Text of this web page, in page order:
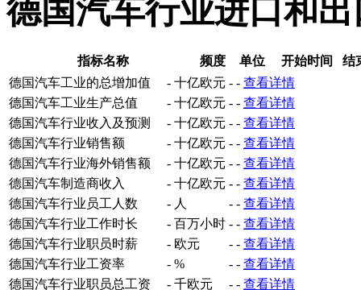
德国汽车行业进口和
指标名称 频度 单位 开始时间
结
德国汽车工业的总增加值
- 十亿欧元 - - 查看详情
德国汽车工业生产总值
- 十亿欧元 - - 查看详情
德国汽车行业收入及预测
- 十亿欧元 - - 查看详情
德国汽车行业销售额
- 十亿欧元 - - 查看详情
德国汽车行业海外销售额
- 十亿欧元 - - 查看详情
德国汽车制造商收入
- 十亿欧元 - - 查看详情
德国汽车行业员工人数
- 人 - - 查看详情
德国汽车行业工作时长
- 百万小时 - - 查看详情
德国汽车行业职员时薪
- 欧元 - - 查看详情
德国汽车行业工资率
- % - - 查看详情
德国汽车行业职员总工资
- 千欧元 - - 查看详情